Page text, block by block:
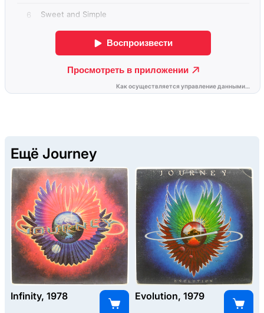
Ещё Journey
Infinity, 1978 Evolution, 1979